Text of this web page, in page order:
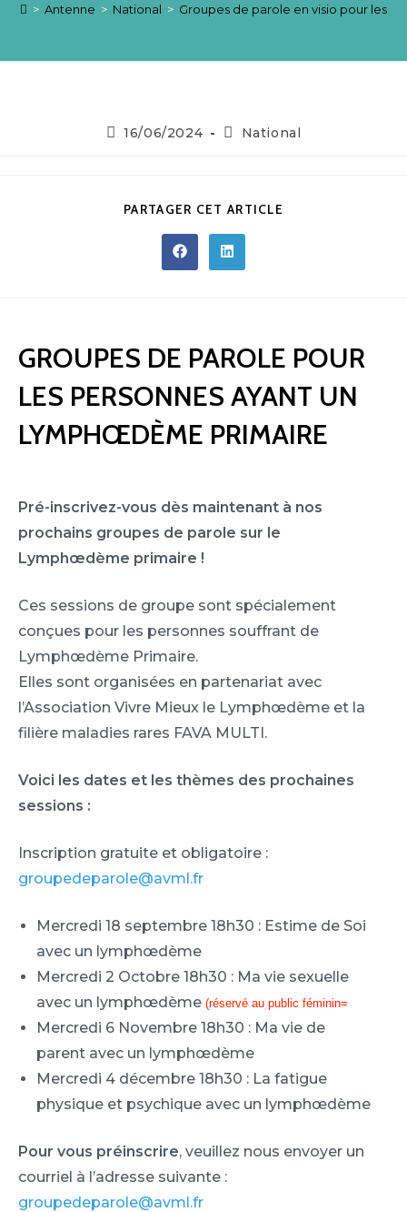
> Antenne > National > Groupes de parole en visio pour les
Publication
16/06/2024
PostNational
PARTAGER CET ARTICLE
Ouvrir
dans
Ouvrir
dans
GROUPES DE PAROLE POUR
LES PERSONNES AYANT UN
LYMPHŒDÈME PRIMAIRE
Pré-inscrivez-vous dès maintenant à nos
prochains groupes de parole sur le
Lymphœdème primaire !
Ces sessions de groupe sont spécialement
conçues pour les personnes souffrant de
Lymphœdème Primaire.
Elles sont organisées en partenariat avec
l’Association Vivre Mieux le Lymphœdème et la
filière maladies rares FAVA MULTI.
Voici les dates et les thèmes des prochaines
sessions :
Inscription gratuite et obligatoire :
groupedeparole@avml.fr
Mercredi 18 septembre 18h30 : Estime de Soi
avec un lymphœdème
Mercredi 2 Octobre 18h30 : Ma vie sexuelle
avec un lymphœdème (réservé au public féminin=
Mercredi 6 Novembre 18h30 : Ma vie de
parent avec un lymphœdème
Mercredi 4 décembre 18h30 : La fatigue
physique et psychique avec un lymphœdème
Pour vous préinscrire, veuillez nous envoyer un
courriel à l’adresse suivante :
groupedeparole@avml.fr